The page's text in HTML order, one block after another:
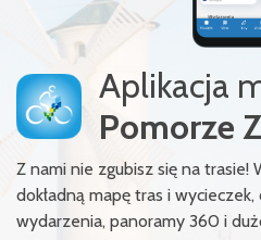
Aplikacja
Pomorze
Z nami nie zgubisz się na trasie!
dokładną mapę tras i wycieczek,
wydarzenia, panoramy 360 i